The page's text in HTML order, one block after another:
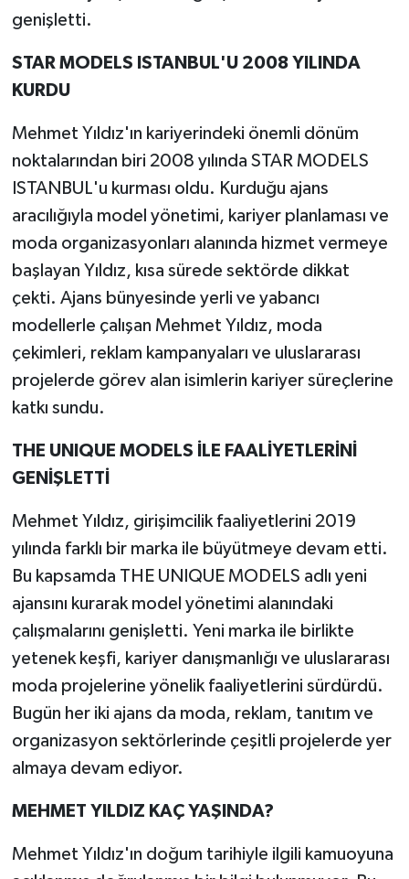
genişletti.
STAR MODELS ISTANBUL'U 2008 YILINDA
KURDU
Mehmet Yıldız'ın kariyerindeki önemli dönüm
noktalarından biri 2008 yılında STAR MODELS
ISTANBUL'u kurması oldu. Kurduğu ajans
aracılığıyla model yönetimi, kariyer planlaması ve
moda organizasyonları alanında hizmet vermeye
başlayan Yıldız, kısa sürede sektörde dikkat
çekti. Ajans bünyesinde yerli ve yabancı
modellerle çalışan Mehmet Yıldız, moda
çekimleri, reklam kampanyaları ve uluslararası
projelerde görev alan isimlerin kariyer süreçlerine
katkı sundu.
THE UNIQUE MODELS İLE FAALİYETLERİNİ
GENİŞLETTİ
Mehmet Yıldız, girişimcilik faaliyetlerini 2019
yılında farklı bir marka ile büyütmeye devam etti.
Bu kapsamda THE UNIQUE MODELS adlı yeni
ajansını kurarak model yönetimi alanındaki
çalışmalarını genişletti. Yeni marka ile birlikte
yetenek keşfi, kariyer danışmanlığı ve uluslararası
moda projelerine yönelik faaliyetlerini sürdürdü.
Bugün her iki ajans da moda, reklam, tanıtım ve
organizasyon sektörlerinde çeşitli projelerde yer
almaya devam ediyor.
MEHMET YILDIZ KAÇ YAŞINDA?
Mehmet Yıldız'ın doğum tarihiyle ilgili kamuoyuna